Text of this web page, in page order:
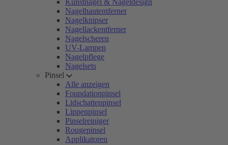
Kunstnägel & Nageldesign
Nagelhautentferner
Nagelknipser
Nagellackentferner
Nagelscheren
UV-Lampen
Nagelpflege
Nagelsets
Pinsel
Alle anzeigen
Foundationpinsel
Lidschattenpinsel
Lippenpinsel
Pinselreiniger
Rougepinsel
Applikatoren